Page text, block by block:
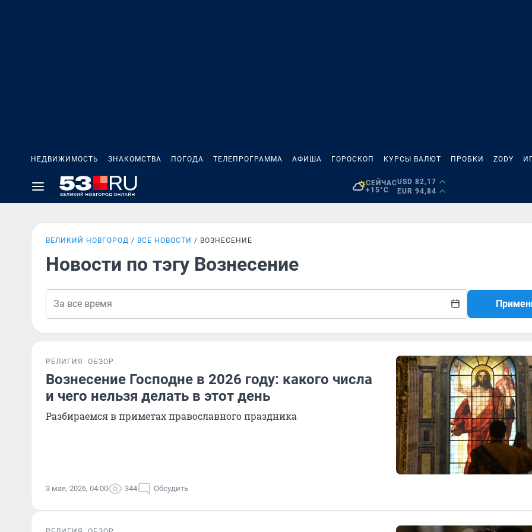
НЕДВИЖИМОСТЬ ЗНАКОМСТВА ПОГОДА ТЕЛЕПРОГРАММА АФИША ГОРОСКОП КУРСЫ ВАЛЮТ ПРОБКИ ZODY
СЕЙЧАС
+15°C
USD 82,17
EUR 94,84
ВЕЛИКИЙ НОВГОРОД ВСЕ НОВОСТИ ВОЗНЕСЕНИЕ
Новости по тэгу Вознесение
РЕЛИГИЯ ОБЗОР
Вознесение Господне в 2026 году: какого числа
и чего нельзя делать в этот день
Разбираемся в приметах православного праздника
3 мая, 2026, 04:00 344 Обсудить